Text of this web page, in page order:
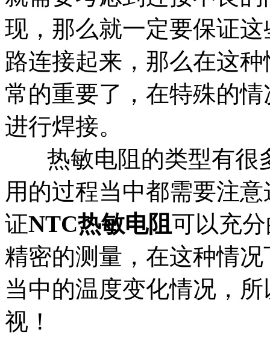
现，那么就一定要保证
路连接起来，那么在这
常的重要了，在特殊的
进行焊接。
热敏电阻的类型有很
用的过程当中都需要注
证NTC热敏电阻 可以充
精密的测量，在这种情
当中的温度变化情况，
视！